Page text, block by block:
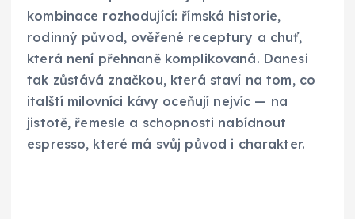
kombinace rozhodující: římská historie,
rodinný původ, ověřené receptury a chuť,
která není přehnaně komplikovaná. Danesi
tak zůstává značkou, která staví na tom, co
italští milovníci kávy oceňují nejvíc — na
jistotě, řemesle a schopnosti nabídnout
espresso, které má svůj původ i charakter.